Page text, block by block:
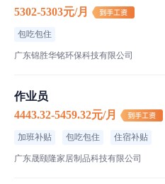
工厂信息
500-1000人｜私营·民营企
桥头镇桥常路8号
5302-5303元/月
包吃包住
广东锦胜华铭环保科技有限公司
作业员
4443.32-5459.32元/月
加班补贴 包吃包住 住宿补贴
广东晟颐隆家居制品科技有限公司